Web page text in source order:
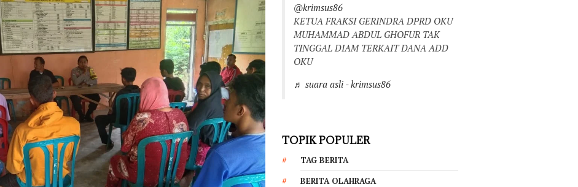
@krimsus86
KETUA FRAKSI GERINDRA DPRD OKU
MUHAMMAD ABDUL GHOFUR TAK
TINGGAL DIAM TERKAIT DANA ADD
OKU
♬ suara asli - krimsus86
TOPIK POPULER
TAG BERITA
BERITA OLAHRAGA